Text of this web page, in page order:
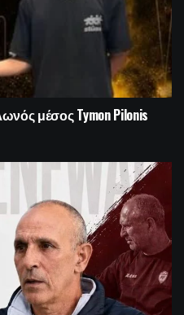
μέσος Tymon Pilonis